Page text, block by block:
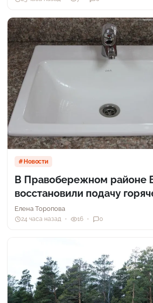
Новости
В Правобережном районе
восстановили подачу
Елена Торопова
24 часа назад 16 0